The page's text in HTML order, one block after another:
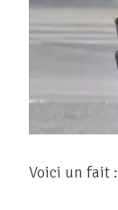
Voici un fait